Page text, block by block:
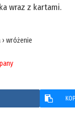
wraz z kartami.
› wróżenie